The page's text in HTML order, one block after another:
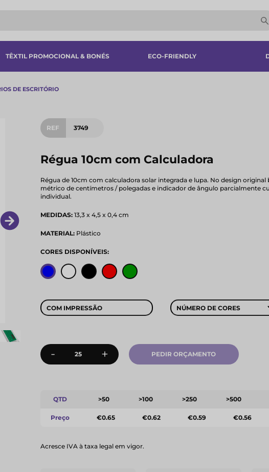
TÊXTIL PROMOCIONAL & BONÉS ECO-FRIENDLY
DE ESCRITÓRIO
REF 3749
Régua 10cm com Calculadora
Régua de 10cm com calculadora solar integrada e lupa. No design
métrico de centímetros / polegadas e indicador de ângulo parcialmente
individual.
MEDIDAS:13,3 x 4,5 x 0,4 cm
MATERIAL:Plástico
CORES DISPONÍVEIS:
COM IMPRESSÃO NÚMERO DE CORES
- + PEDIR ORÇAMENTO
QTD >50 >100 >250 >500
Preço €0.65 €0.62 €0.59 €0.56
Acresce IVA à taxa legal em vigor.